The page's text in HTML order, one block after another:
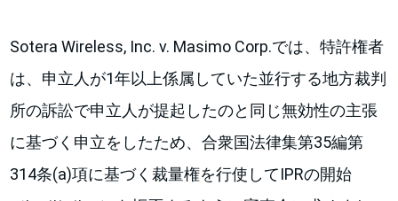
Sotera Wireless, Inc. v. Masimo Corp.では、特許権者
は、申立人が1年以上係属していた並行する地方裁判
所の訴訟で申立人が提起したのと同じ無効性の主張
に基づく申立をしたため、合衆国法律集第35編第
314条(a)項に基づく裁量権を行使してIPRの開始